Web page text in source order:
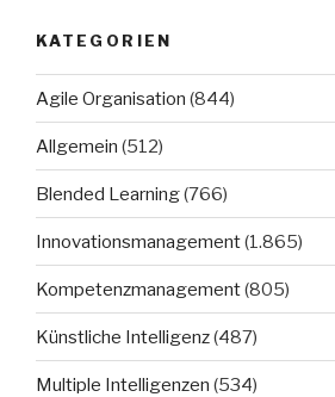
KATEGORIEN
Agile Organisation (844)
Allgemein (512)
Blended Learning(766)
Innovationsmanagement(1.865)
Kompetenzmanagement(805)
Künstliche Intelligenz(487)
Multiple Intelligenzen (534)